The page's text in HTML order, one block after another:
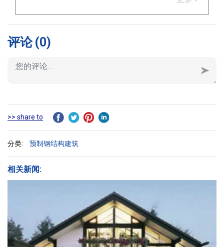
评论 (0)
>> share to
分类: 预制钢结构建筑
相关新闻: